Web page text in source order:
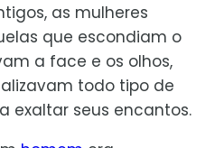
as mulheres
que escondiam o
a face e os olhos,
todo tipo de
exaltar seus encantos.